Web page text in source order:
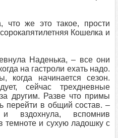
что же это такое, прости
Кошелка и
Наденька, – все они
на гастроли ехать надо.
начинается сезон.
сейчас трехдневные
другим. Разве что примы
перейти в общий состав. –
и вздохнула, вспомнив
темноте и сухую ладошку с